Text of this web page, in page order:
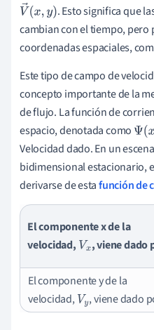
V→(x,y) . Esto significa que
cambian con el tiempo, pero
coordenadas espaciales,
Este tipo de campo de
concepto importante de la
de flujo. La función de
espacio, denotada como Ψ(x,
Velocidad dado. En un
bidimensional estacionario,
derivarse de estafunción de
El componente x de la
velocidad, Vx, viene dado
El componente y de la
velocidad, Vy, viene dado